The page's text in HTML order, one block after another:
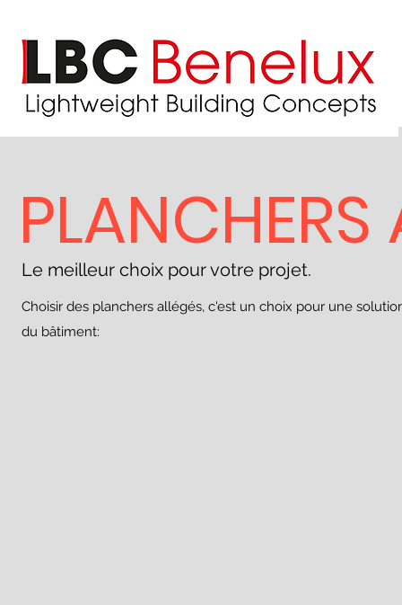
PLANCHERS
Le meilleur choix pour votre projet.
Choisir des planchers allégés, c'est un choix pour une
du bâtiment: